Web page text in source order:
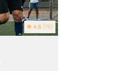
4.6 (76)